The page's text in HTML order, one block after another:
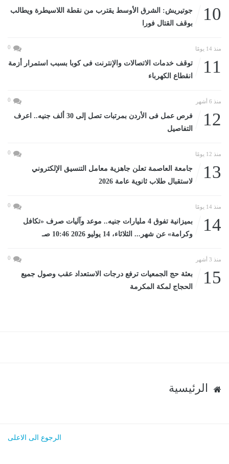
10
جوتيريش: الشرق الأوسط يقترب من نقطة اللاسيطرة ويطالب
بوقف القتال فورا
منذ 14 يومًا 0
11
توقف خدمات الاتصالات والإنترنت فى كوبا بسبب استمرار أزمة
انقطاع الكهرباء
منذ 6 أشهر 0
12
فرص عمل فى الأردن بمرتبات تصل إلى 30 ألف جنيه.. اعرف
التفاصيل
منذ 12 يومًا 0
13
جامعة العاصمة تعلن جاهزية معامل التنسيق الإلكتروني
لاستقبال طلاب ثانوية عامة 2026
منذ 14 يومًا 0
14
بميزانية تفوق 4 مليارات جنيه.. موعد وآليات صرف «تكافل
وكرامة» عن شهر... الثلاثاء، 14 يوليو 2026 10:46 صـ
منذ 3 أشهر 0
15
بعثة حج الجمعيات ترفع درجات الاستعداد عقب وصول جميع
الحجاج لمكة المكرمة
الرئيسية
الرجوع الى الاعلى